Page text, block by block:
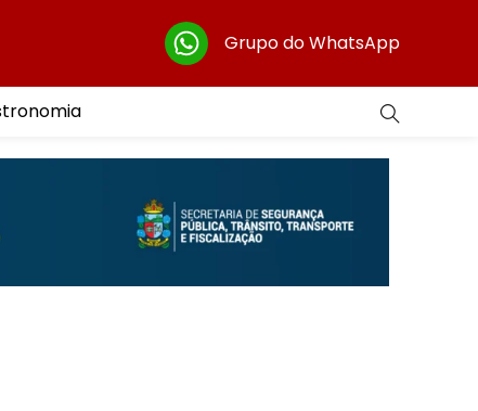
Grupo do WhatsApp